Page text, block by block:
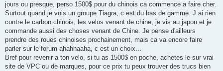
n
o
l
u
jours ou presque, perso 1500$ pour du chinois ca commence a faire cher.
Surtout quand je vois un groupe Tiagra, c est du bas de gamme. J ai rien
contre le carbon chinois, les velos venant de chine, je vis au japon et je
commande aussi des choses venant de Chine. Je pense d'ailleurs
prendre des roues chinoises prochainement, mais ca va encore faire
parler sur le forum ahahhaaha, c est un choix...
Bref pour revenir a ton velo, si tu as 1500$ en poche, achetes le sur vrai
site de VPC ou de marques, pour ce prix tu peux trouver des trucs bien